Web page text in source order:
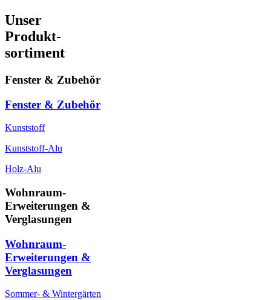
Unser
Produkt-
sortiment
Fenster & Zubehör
Fenster & Zubehör
Kunststoff
Kunststoff-Alu
Holz-Alu
Wohnraum-
Erweiterungen &
Verglasungen
Wohnraum-
Erweiterungen &
Verglasungen
Sommer- & Wintergärten